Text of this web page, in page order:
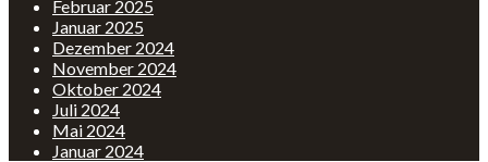
Februar 2025
Januar 2025
Dezember 2024
November 2024
Oktober 2024
Juli 2024
Mai 2024
Januar 2024